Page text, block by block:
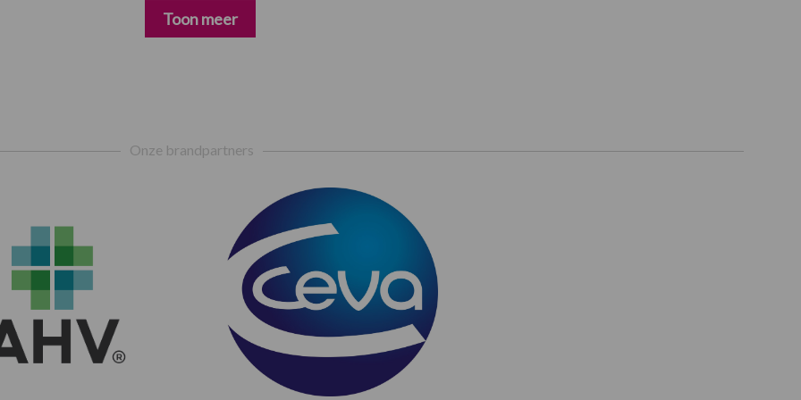
Toon meer
Onze brandpartners